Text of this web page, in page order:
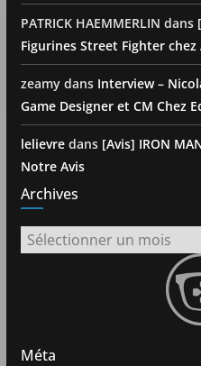
PATRICK HAEMMERLIN dans
Figurines Street Fighter chez
zeamydans Interview –
Game Designer et CM Chez
lelievredans [Avis] IRON
Notre Avis
Archives
Archives
Méta